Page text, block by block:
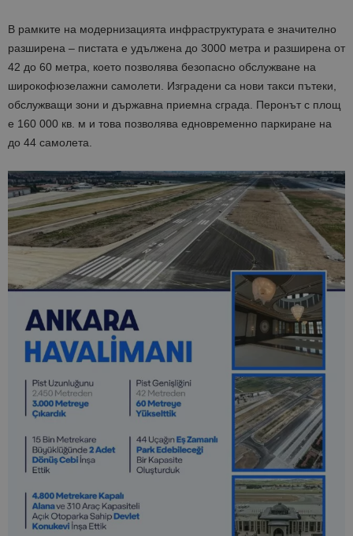
В рамките на модернизацията инфраструктурата е значително
разширена – пистата е удължена до 3000 метра и разширена от
42 до 60 метра, което позволява безопасно обслужване на
широкофюзелажни самолети. Изградени са нови такси пътеки,
обслужващи зони и държавна приемна сграда. Перонът с площ
е 160 000 кв. м и това позволява едновременно паркиране на
до 44 самолета.